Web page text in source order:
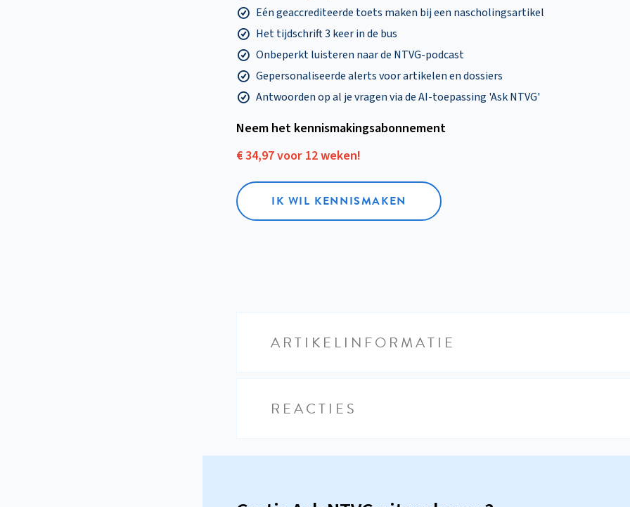
Eén geaccrediteerde toets maken bij een nascholingsartikel
Het tijdschrift 3 keer in de bus
Onbeperkt luisteren naar de NTVG-podcast
Gepersonaliseerde alerts voor artikelen en dossiers
Antwoorden op al je vragen via de AI-toepassing 'Ask NTVG'
Neem het kennismakings­abonnement
€ 34,97 voor 12 weken!
IK WIL KENNISMAKEN
ARTIKELINFORMATIE
REACTIES